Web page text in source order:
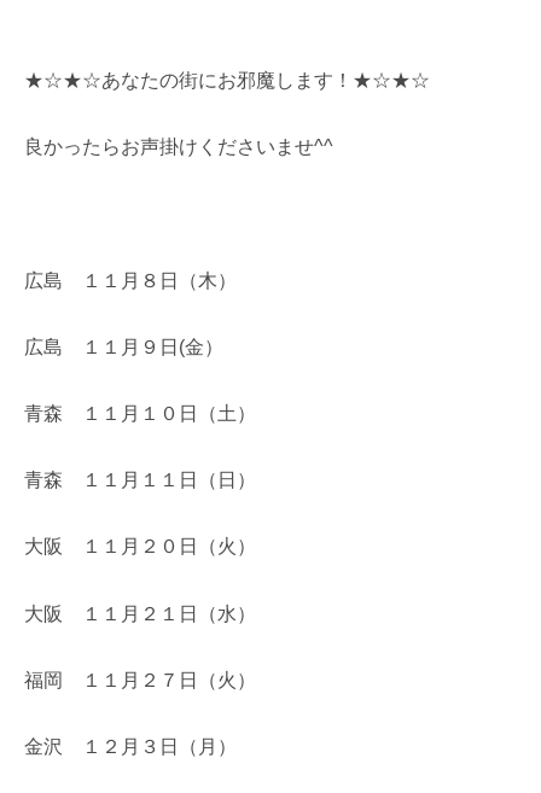
★☆★☆あなたの街にお邪魔します！★☆★☆
良かったらお声掛けくださいませ^^
広島 １１月８日（木）
広島 １１月９日(金）
青森 １１月１０日（土）
青森 １１月１１日（日）
大阪 １１月２０日（火）
大阪 １１月２１日（水）
福岡 １１月２７日（火）
金沢 １２月３日（月）